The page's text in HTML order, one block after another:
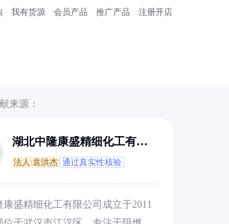
我有货源 会员产品 推广产品 注册开店
来源：
湖北中隆康盛精细化工有限
法人:袁洪杰 通过真实性核验
康盛精细化工有限公司成立于2011